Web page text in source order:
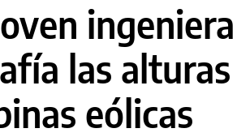
las
eólicas